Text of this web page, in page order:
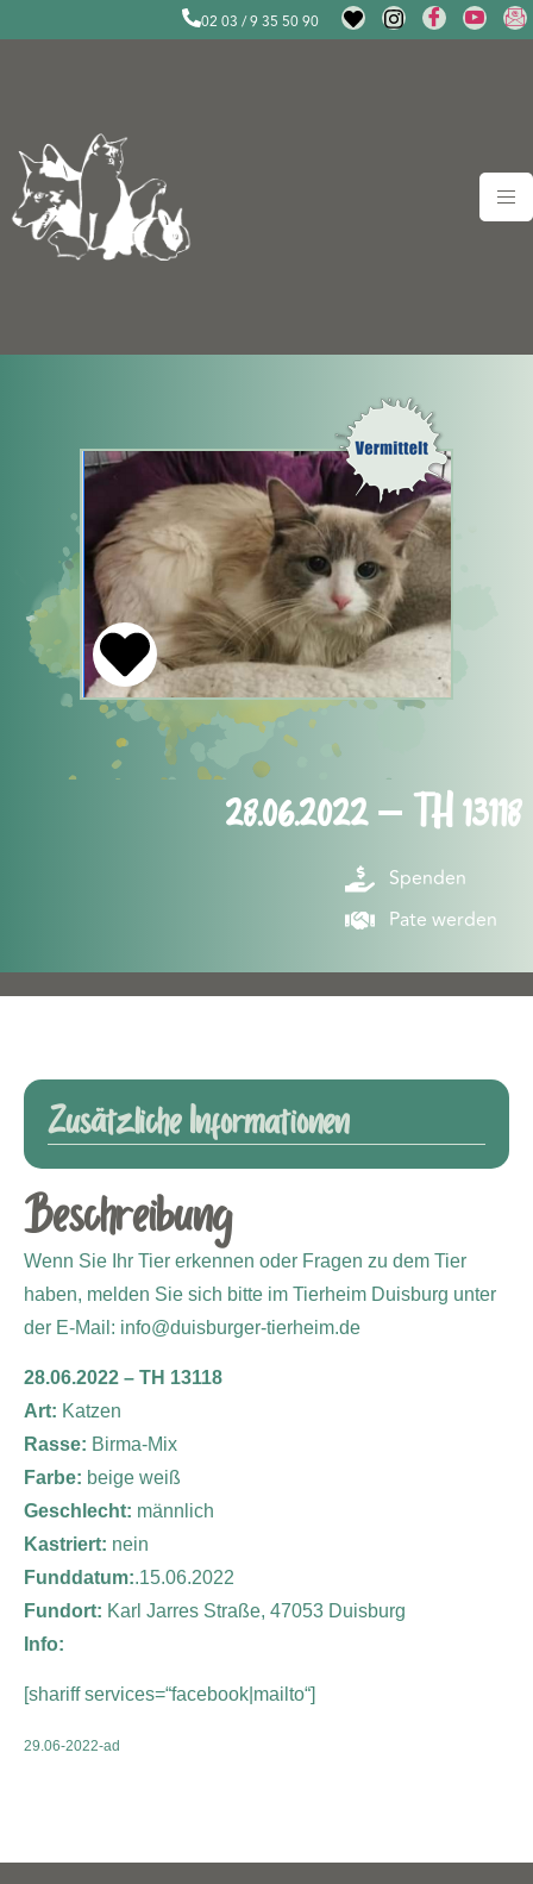
02 03 / 9 35 50 90
28.06.2022 – TH 13118
Spenden
Pate werden
Zusätzliche Informationen
Beschreibung
Wenn Sie Ihr Tier erkennen oder Fragen zu dem Tier
haben, melden Sie sich bitte im Tierheim Duisburg unter
der E-Mail: info@duisburger-tierheim.de
28.06.2022 – TH 13118
Art: Katzen
Rasse: Birma-Mix
Farbe: beige weiß
Geschlecht: männlich
Kastriert: nein
Funddatum:.15.06.2022
Fundort: Karl Jarres Straße, 47053 Duisburg
Info:
[shariff services=“facebook|mailto“]
29.06-2022-ad